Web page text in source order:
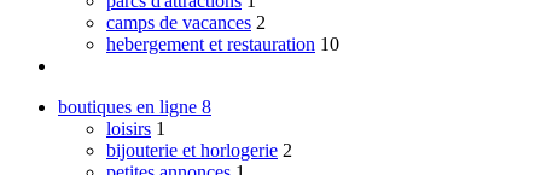
camps de vacances 2
hebergement et restauration 10
boutiques en ligne 8
loisirs 1
bijouterie et horlogerie 2